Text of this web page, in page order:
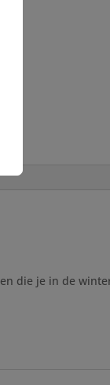
die je in de